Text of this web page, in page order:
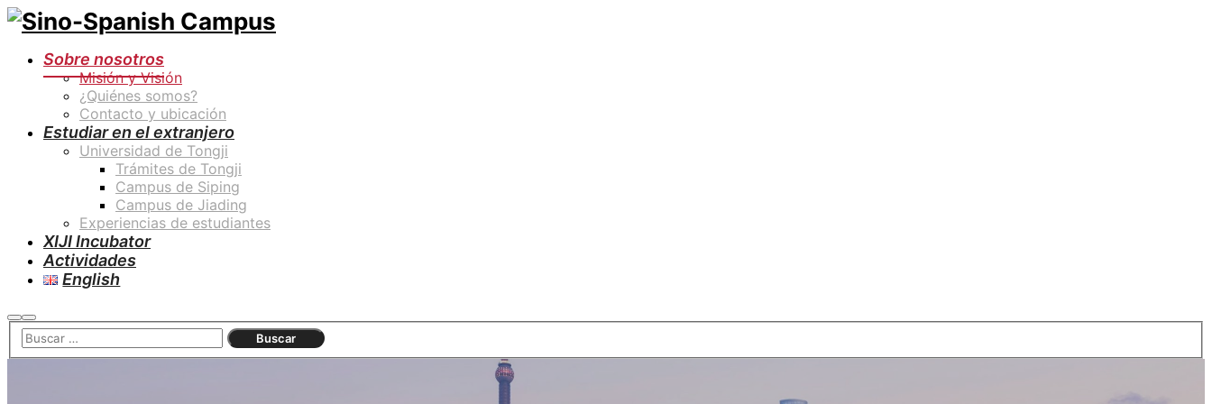
Sobre nosotros
Misión y Visión
¿Quiénes somos?
Contacto y ubicación
Estudiar en el extranjero
Universidad de Tongji
Trámites de Tongji
Campus de Siping
Campus de Jiading
Experiencias de estudiantes
XIJI Incubator
Actividades
English
Buscar
Menú
principal